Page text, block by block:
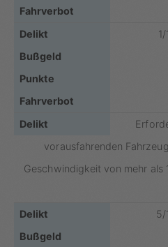
vorausfahrenden
Geschwindigkeit von mehr
5/